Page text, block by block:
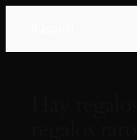
contenido